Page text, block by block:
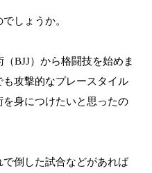
しょうか。
（BJJ）から格闘技を始めま
攻撃的なプレースタイル
身につけたいと思ったの
倒した試合などがあれば